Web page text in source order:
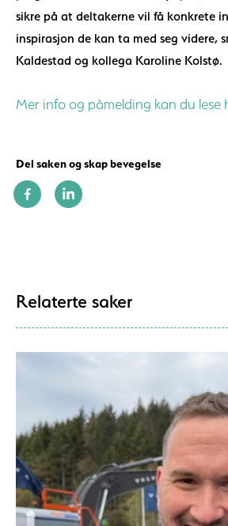
sikre på at deltakerne vil få konkrete
inspirasjon de kan ta med seg videre,
Kaldestad og kollega Karoline Kolstø.
Mer info og påmelding kan du lese
Del saken og skap bevegelse
Relaterte saker